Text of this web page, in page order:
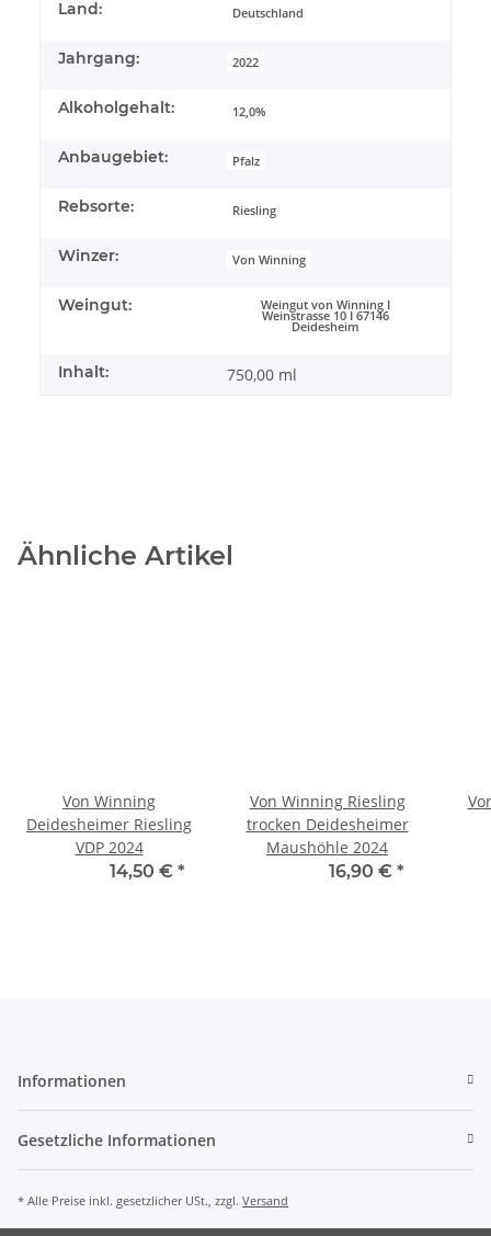
Land: Deutschland
Jahrgang: 2022
Alkoholgehalt: 12,0%
Anbaugebiet: Pfalz
Rebsorte: Riesling
Winzer: Von Winning
Weingut: Weingut von Winning I
Weinstrasse 10 I 67146
Deidesheim
Inhalt: 750,00 ml
Ähnliche Artikel
Von Winning
Deidesheimer Riesling
VDP 2024
14,50 € *
Von Winning Riesling
trocken Deidesheimer
Maushöhle 2024
16,90 € *
Informationen
Gesetzliche Informationen
* Alle Preise inkl. gesetzlicher USt., zzgl. Versand